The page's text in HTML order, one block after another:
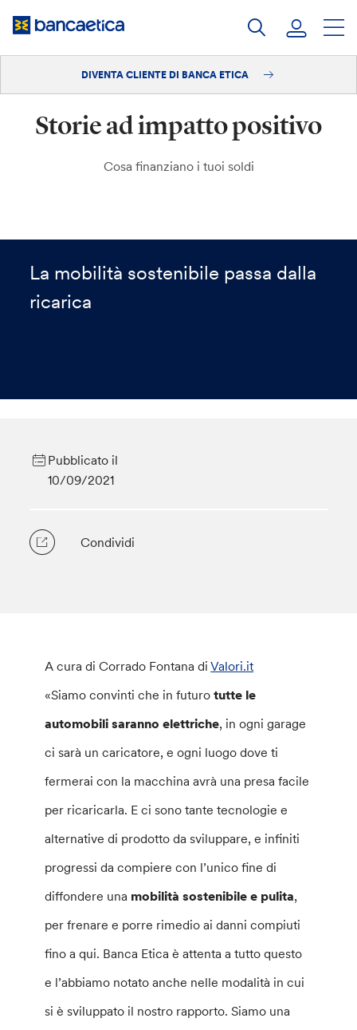
Diventa cliente
DIVENTA CLIENTE DI BANCA ETICA
Storie ad impatto positivo
Cosa finanziano i tuoi soldi
La mobilità sostenibile passa dalla
ricarica
Pubblicato il
10/09/2021
Condividi
A cura di Corrado Fontana diValori.it
«Siamo convinti che in futurotutte le
automobili saranno elettriche, in ogni garage
ci sarà un caricatore, e ogni luogo dove ti
fermerai con la macchina avrà una presa facile
per ricaricarla. E ci sono tante tecnologie e
alternative di prodotto da sviluppare, e infiniti
progressi da compiere con l’unico fine di
diffondere una mobilità sostenibile e pulita,
per frenare e porre rimedio ai danni compiuti
fino a qui. Banca Etica è attenta a tutto questo
e l’abbiamo notato anche nelle modalità in cui
si è sviluppato il nostro rapporto. Siamo una